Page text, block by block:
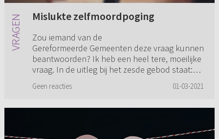
Mislukte zelfmoordpoging
Zou iemand van de
Gereformeerde Gemeenten deze vraag kunnen
beantwoorden? Ik heb een heel tere, moeilijke
vraag. In de uitleg bij het zesde gebod staat:
Geen reacties 01-03-2021